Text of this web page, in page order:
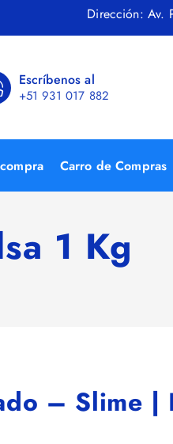
Dirección: Av.
Escríbenos al
+51 931 017 882
Carro de Compras
1 Kg
– Slime |